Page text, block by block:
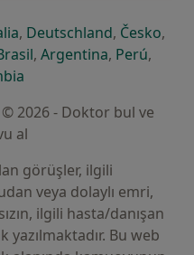
açılır
bir sekmede açılır
yeni bir sekmede açılır
, Deutschlandyeni bir
, Českoyeni
,
açılır açılır
bir sekmede açılır
yeni bir sekmede açılır
, Argentinayeni bir
, Perúyeni
,
2026 - Doktor bul ve
al
görüşler, ilgili
veya dolaylı emri,
ilgili hasta/danışan
yazılmaktadır. Bu web